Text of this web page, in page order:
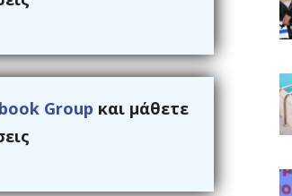
Group και μάθετε